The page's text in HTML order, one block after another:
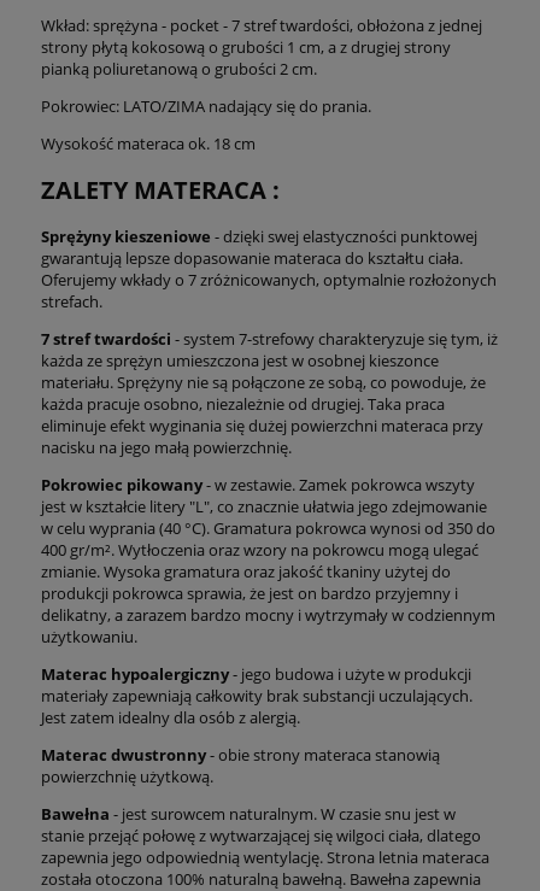
Wkład: sprężyna - pocket - 7 stref twardości, obłożona z jednej
strony płytą kokosową o grubości 1 cm, a z drugiej strony
pianką poliuretanową o grubości 2 cm.
Pokrowiec: LATO/ZIMA nadający się do prania.
Wysokość materaca ok. 18 cm
ZALETY MATERACA :
Sprężyny kieszeniowe - dzięki swej elastyczności punktowej
gwarantują lepsze dopasowanie materaca do kształtu ciała.
Oferujemy wkłady o 7 zróżnicowanych, optymalnie rozłożonych
strefach.
7 stref twardości - system 7-strefowy charakteryzuje się tym, iż
każda ze sprężyn umieszczona jest w osobnej kieszonce
materiału. Sprężyny nie są połączone ze sobą, co powoduje, że
każda pracuje osobno, niezależnie od drugiej. Taka praca
eliminuje efekt wyginania się dużej powierzchni materaca przy
nacisku na jego małą powierzchnię.
Pokrowiec pikowany- w zestawie. Zamek pokrowca wszyty
jest w kształcie litery "L", co znacznie ułatwia jego zdejmowanie
w celu wyprania (40 °C). Gramatura pokrowca wynosi od 350 do
400 gr/m². Wytłoczenia oraz wzory na pokrowcu mogą ulegać
zmianie. Wysoka gramatura oraz jakość tkaniny użytej do
produkcji pokrowca sprawia, że jest on bardzo przyjemny i
delikatny, a zarazem bardzo mocny i wytrzymały w codziennym
użytkowaniu.
Materac hypoalergiczny- jego budowa i użyte w produkcji
materiały zapewniają całkowity brak substancji uczulających.
Jest zatem idealny dla osób z alergią.
Materac dwustronny- obie strony materaca stanowią
powierzchnię użytkową.
Bawełna - jest surowcem naturalnym. W czasie snu jest w
stanie przejąć połowę z wytwarzającej się wilgoci ciała, dlatego
zapewnia jego odpowiednią wentylację. Strona letnia materaca
została otoczona 100% naturalną bawełną. Bawełna zapewnia